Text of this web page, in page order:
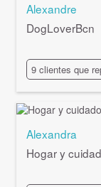
Alexandre
DogLoverBcn
9 clientes que
Alexandra
Hogar y